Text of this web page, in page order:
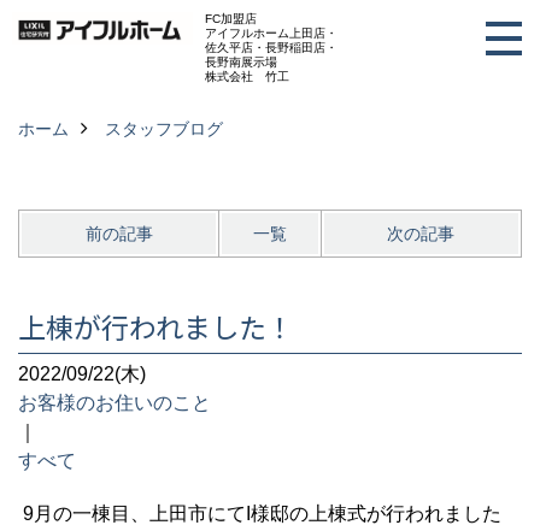
FC加盟店
アイフルホーム上田店・
佐久平店・長野稲田店・
長野南展示場
株式会社 竹工
ホーム スタッフブログ
前の記事 一覧 次の記事
上棟が行われました！
2022/09/22(木)
お客様のお住いのこと
すべて
9月の一棟目、上田市にてI様邸の上棟式が行われました